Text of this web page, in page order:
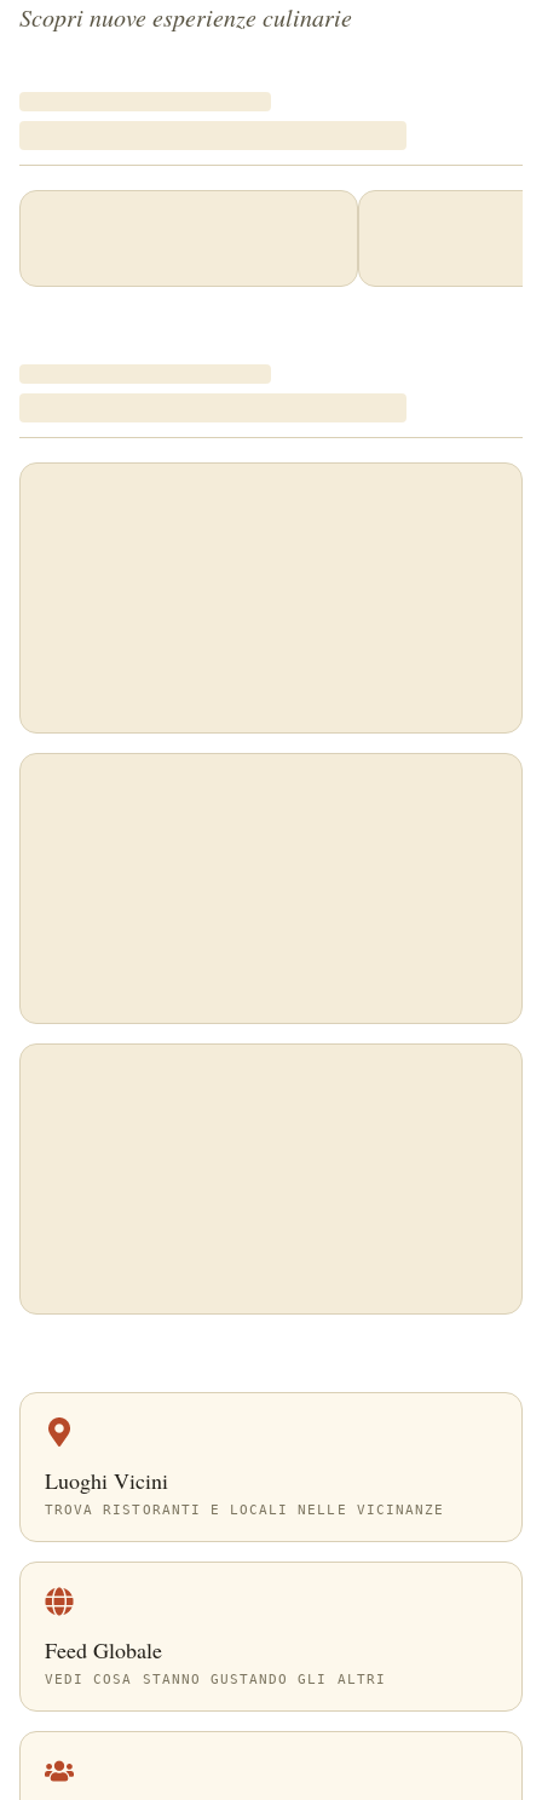
Scopri nuove esperienze culinarie
Luoghi Vicini
TROVA RISTORANTI E LOCALI NELLE VICINANZE
Feed Globale
VEDI COSA STANNO GUSTANDO GLI ALTRI